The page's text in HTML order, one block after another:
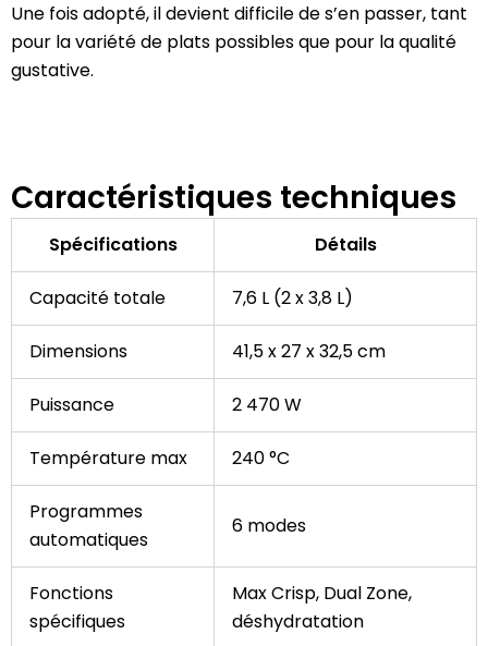
Une fois adopté, il devient difficile de s’en passer, tant
pour la variété de plats possibles que pour la qualité
gustative.
Caractéristiques techniques
Spécifications Détails
Capacité totale 7,6 L (2 x 3,8 L)
Dimensions 41,5 x 27 x 32,5 cm
Puissance 2 470 W
Température max 240 °C
Programmes
automatiques
6 modes
Fonctions
spécifiques
Max Crisp, Dual Zone,
déshydratation